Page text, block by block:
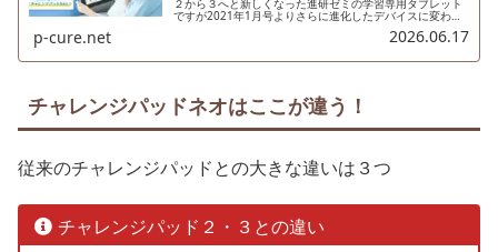
２から３へと新しくなった進研ゼミの学習専用タブレット
ですが2021年1月号よりさらに進化したデバイスに変わり
ます。ここではチャレンジパッドNeoの詳細についてわか
p-cure.net 2026.06.17
チャレンジパッドネオはここが違う！
従来のチャレンジパッドとの大きな違いは３つ
チャレンジパッド２・３との違い